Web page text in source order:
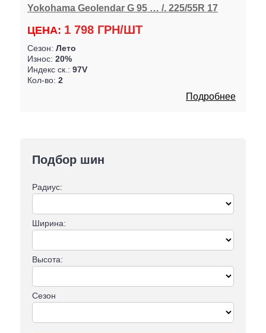
Подбор шин
Радиус:
Ширина:
Высота:
Сезон
Yokohama Geolendar G 95 … /. 225/55R 17
ЦЕНА: 1 798 ГРН/ШТ
Сезон: Лето
Износ: 20%
Индекс ск.: 97V
Кол-во: 2
Подробнее